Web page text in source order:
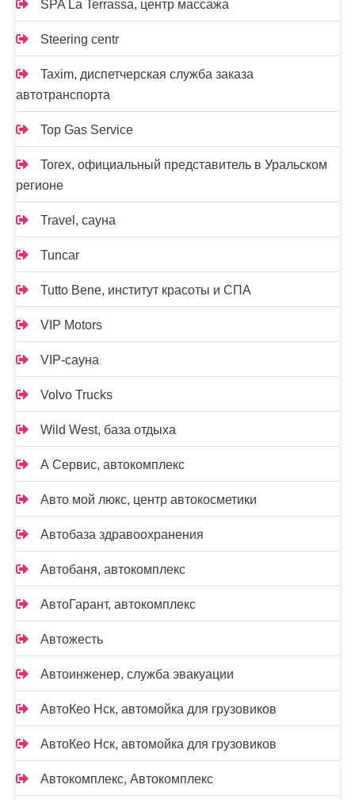
SPA La Terrassa, центр массажа
Steering centr
Taxim, диспетчерская служба заказа
автотранспорта
Top Gas Service
Torex, официальный представитель в Уральском
регионе
Travel, сауна
Tuncar
Tutto Bene, институт красоты и СПА
VIP Motors
VIP-сауна
Volvo Trucks
Wild West, база отдыха
А Сервис, автокомплекс
Авто мой люкс, центр автокосметики
Автобаза здравоохранения
Автобаня, автокомплекс
АвтоГарант, автокомплекс
Автожесть
Автоинженер, служба эвакуации
АвтоКео Нск, автомойка для грузовиков
АвтоКео Нск, автомойка для грузовиков
Автокомплекс, Автокомплекс